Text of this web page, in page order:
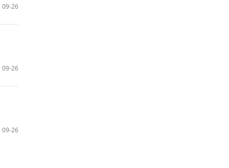
09-26
09-26
09-26